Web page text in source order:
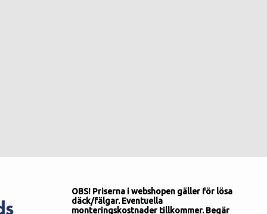
OBS! Priserna i webshopen gäller för lösa
däck/fälgar. Eventuella
monteringskostnader tillkommer. Begär